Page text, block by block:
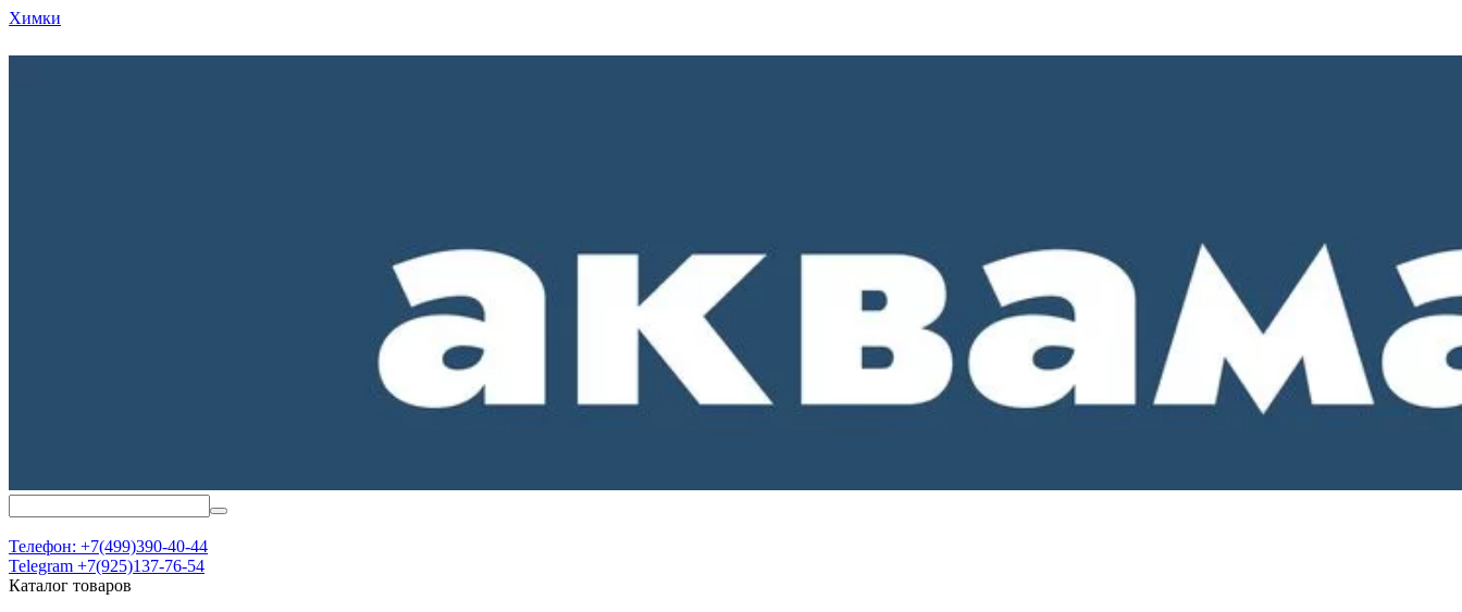
Химки
Телефон: +7(499)390-40-44
Telegram +7(925)137-76-54
Каталог товаров